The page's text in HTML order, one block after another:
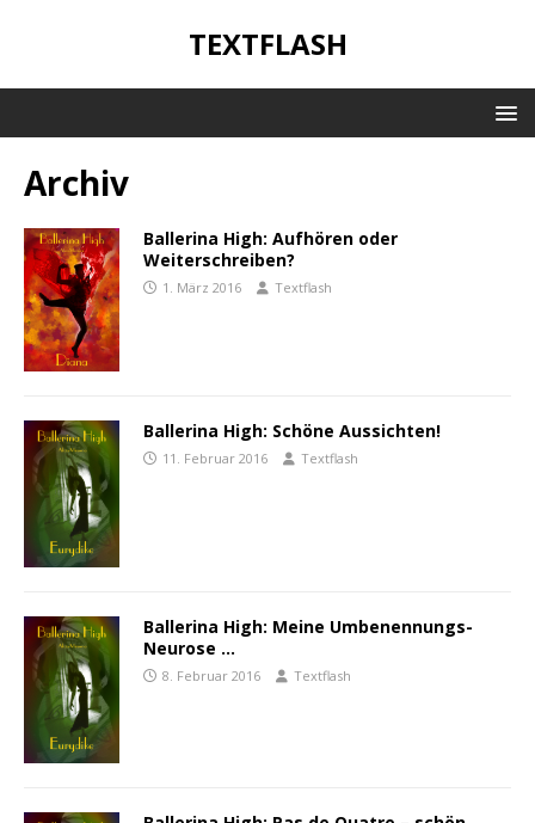
TEXTFLASH
Archiv
Ballerina High: Aufhören oder
Weiterschreiben?
1. März 2016 Textflash
Ballerina High: Schöne Aussichten!
11. Februar 2016 Textflash
Ballerina High: Meine Umbenennungs-
Neurose …
8. Februar 2016 Textflash